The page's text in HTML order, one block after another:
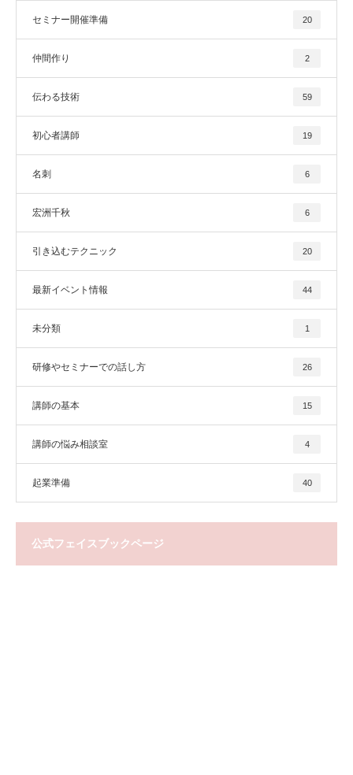
セミナー開催準備 20
仲間作り 2
伝わる技術 59
初心者講師 19
名刺 6
宏洲千秋 6
引き込むテクニック 20
最新イベント情報 44
未分類 1
研修やセミナーでの話し方 26
講師の基本 15
講師の悩み相談室 4
起業準備 40
公式フェイスブックページ